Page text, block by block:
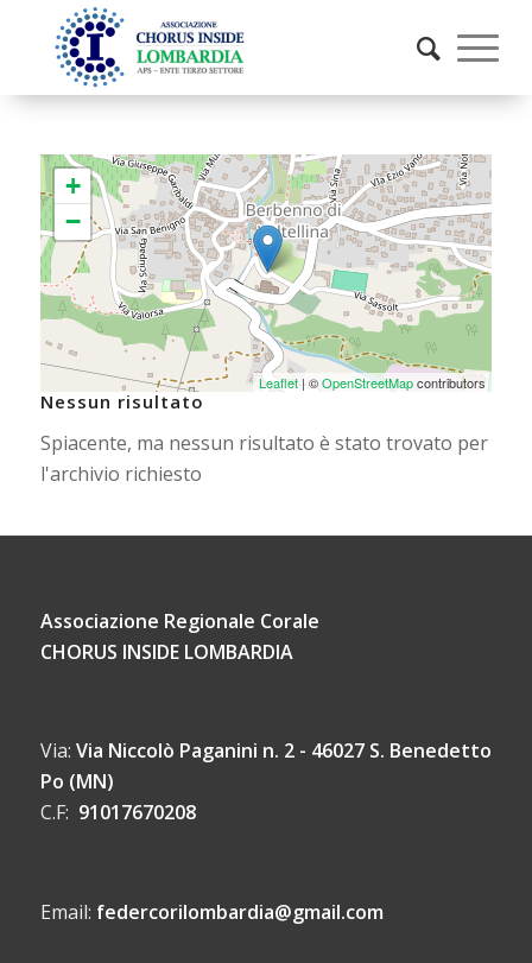
+
−
Leaflet| ©OpenStreetMapcontributors
Nessun risultato
Spiacente, ma nessun risultato è stato trovato per
l'archivio richiesto
Associazione Regionale Corale
CHORUS INSIDE LOMBARDIA
Via: Via Niccolò Paganini n. 2 - 46027 S. Benedetto
Po (MN)
C.F: 91017670208
Email: federcorilombardia@gmail.com